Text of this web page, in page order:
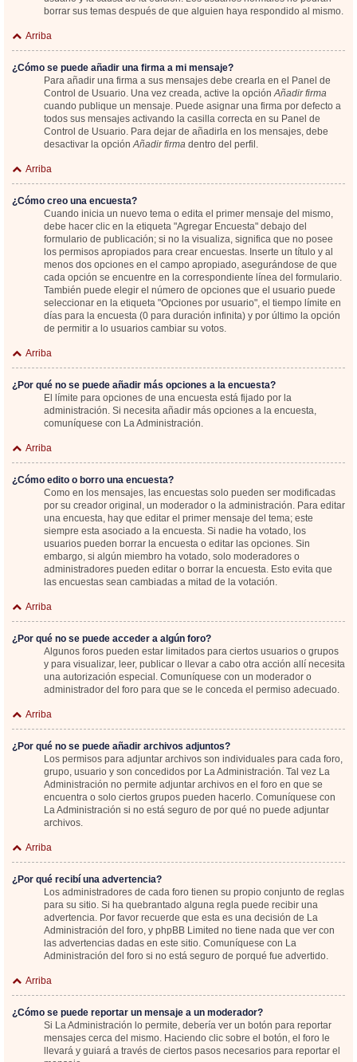
borrar sus temas después de que alguien haya respondido al mismo.
Arriba
¿Cómo se puede añadir una firma a mi mensaje?
Para añadir una firma a sus mensajes debe crearla en el Panel de
Control de Usuario. Una vez creada, active la opciónAñadir firma
cuando publique un mensaje. Puede asignar una firma por defecto a
todos sus mensajes activando la casilla correcta en su Panel de
Control de Usuario. Para dejar de añadirla en los mensajes, debe
desactivar la opciónAñadir firma dentro del perfil.
Arriba
¿Cómo creo una encuesta?
Cuando inicia un nuevo tema o edita el primer mensaje del mismo,
debe hacer clic en la etiqueta "Agregar Encuesta" debajo del
formulario de publicación; si no la visualiza, significa que no posee
los permisos apropiados para crear encuestas. Inserte un título y al
menos dos opciones en el campo apropiado, asegurándose de que
cada opción se encuentre en la correspondiente línea del formulario.
También puede elegir el número de opciones que el usuario puede
seleccionar en la etiqueta "Opciones por usuario", el tiempo límite en
días para la encuesta (0 para duración infinita) y por último la opción
de permitir a lo usuarios cambiar su votos.
Arriba
¿Por qué no se puede añadir más opciones a la encuesta?
El límite para opciones de una encuesta está fijado por la
administración. Si necesita añadir más opciones a la encuesta,
comuníquese con La Administración.
Arriba
¿Cómo edito o borro una encuesta?
Como en los mensajes, las encuestas solo pueden ser modificadas
por su creador original, un moderador o la administración. Para editar
una encuesta, hay que editar el primer mensaje del tema; este
siempre esta asociado a la encuesta. Si nadie ha votado, los
usuarios pueden borrar la encuesta o editar las opciones. Sin
embargo, si algún miembro ha votado, solo moderadores o
administradores pueden editar o borrar la encuesta. Esto evita que
las encuestas sean cambiadas a mitad de la votación.
Arriba
¿Por qué no se puede acceder a algún foro?
Algunos foros pueden estar limitados para ciertos usuarios o grupos
y para visualizar, leer, publicar o llevar a cabo otra acción allí necesita
una autorización especial. Comuníquese con un moderador o
administrador del foro para que se le conceda el permiso adecuado.
Arriba
¿Por qué no se puede añadir archivos adjuntos?
Los permisos para adjuntar archivos son individuales para cada foro,
grupo, usuario y son concedidos por La Administración. Tal vez La
Administración no permite adjuntar archivos en el foro en que se
encuentra o solo ciertos grupos pueden hacerlo. Comuníquese con
La Administración si no está seguro de por qué no puede adjuntar
archivos.
Arriba
¿Por qué recibí una advertencia?
Los administradores de cada foro tienen su propio conjunto de reglas
para su sitio. Si ha quebrantado alguna regla puede recibir una
advertencia. Por favor recuerde que esta es una decisión de La
Administración del foro, y phpBB Limited no tiene nada que ver con
las advertencias dadas en este sitio. Comuníquese con La
Administración del foro si no está seguro de porqué fue advertido.
Arriba
¿Cómo se puede reportar un mensaje a un moderador?
Si La Administración lo permite, debería ver un botón para reportar
mensajes cerca del mismo. Haciendo clic sobre el botón, el foro le
llevará y guiará a través de ciertos pasos necesarios para reportar el